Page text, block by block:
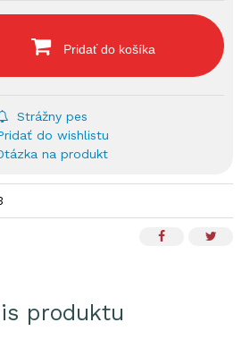
Pridať do košíka
Strážny pes
do wishlistu
na produkt
produktu